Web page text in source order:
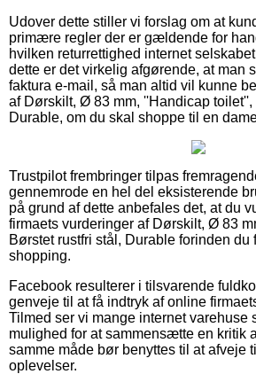
Udover dette stiller vi forslag om at
primære regler der er gældende for
hvilken returrettighed internet
dette er det virkelig afgørende, at man
faktura e-mail, så man altid vil kunne
af Dørskilt, Ø 83 mm, ''Handicap toilet'',
Durable, om du skal shoppe til en
Trustpilot frembringer tilpas
gennemrode en hel del eksisterende
på grund af dette anbefales det, at du
firmaets vurderinger af Dørskilt, Ø 83
Børstet rustfri stål, Durable forinden
shopping.
Facebook resulterer i tilsvarende
genveje til at få indtryk af online
Tilmed ser vi mange internet varehuse
mulighed for at sammensætte en kritik
samme måde bør benyttes til at afveje
oplevelser.